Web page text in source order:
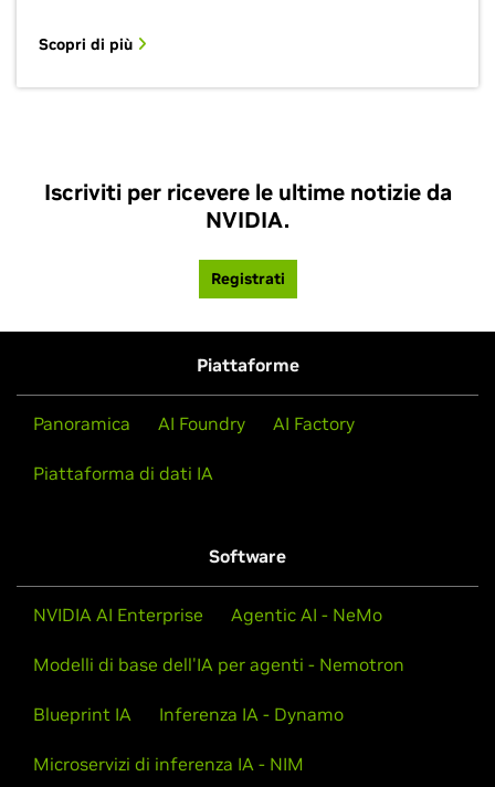
Scopri di più
Iscriviti per ricevere le ultime notizie da
NVIDIA.
Registrati
Piattaforme
Panoramica AI Foundry AI Factory
Piattaforma di dati IA
Software
NVIDIA AI Enterprise Agentic AI - NeMo
Modelli di base dell'IA per agenti - Nemotron
Blueprint IA Inferenza IA - Dynamo
Microservizi di inferenza IA - NIM